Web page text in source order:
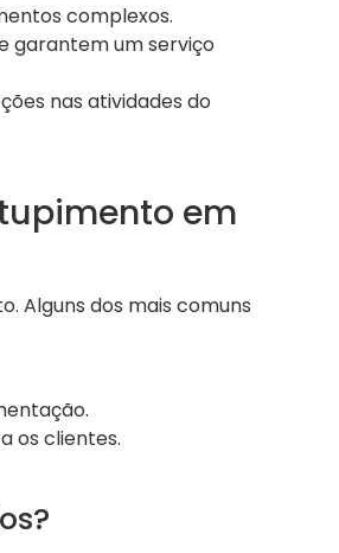
complexos.
garantem um serviço
nas atividades do
em
Alguns dos mais comuns
os clientes.